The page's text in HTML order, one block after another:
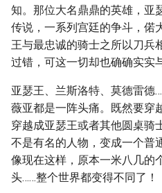
知。那位大名鼎鼎的英雄，亚
传说，一系列宫廷的争斗，偌
王与最忠诚的骑士之所以刀兵
过错，可这一切却也确确实实
亚瑟王、兰斯洛特、莫德雷德
薇亚都是一阵头痛。既然要穿
穿越成亚瑟王或者其他圆桌
不是有名的人物，变成一个普
像现在这样，原本一米八几的
头……整个世界都变得不同了！